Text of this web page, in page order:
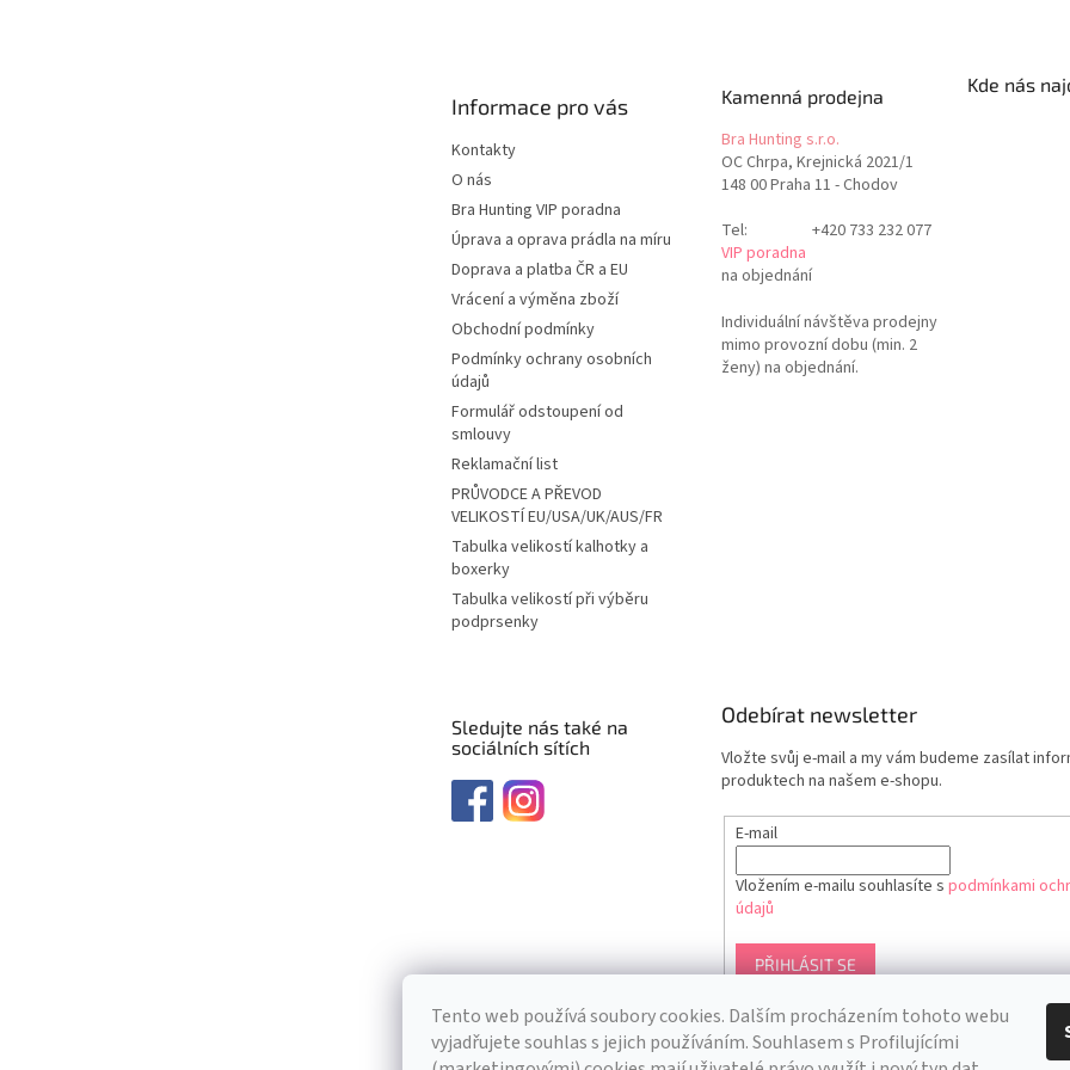
Tento web používá soubory cookies. Dalším procházením tohoto webu
vyjadřujete souhlas s jejich používáním. Souhlasem s Profilujícími
Informace pro vás
Kontakty
O nás
Bra Hunting VIP poradna
Úprava a oprava prádla na míru
Doprava a platba ČR a EU
Vrácení a výměna zboží
Obchodní podmínky
Podmínky ochrany osobních
údajů
Formulář odstoupení od
smlouvy
Reklamační list
PRŮVODCE A PŘEVOD
VELIKOSTÍ EU/USA/UK/AUS/FR
Tabulka velikostí kalhotky a
boxerky
Tabulka velikostí při výběru
podprsenky
Kamenná prodejna
Bra Hunting s.r.o.
OC Chrpa, Krejnická 2021/1
148 00 Praha 11 - Chodov
Tel:
+420 733 232 077
VIP poradna
na objednání
Individuální návštěva prodejny
mimo provozní dobu (min. 2
ženy) na objednání.
Kde nás
Sledujte nás také na
sociálních sítích
Odebírat newsletter
Vložte svůj e-mail a my vám budeme zasílat
produktech na našem e-shopu.
E-mail
Vložením e-mailu souhlasíte s podmínkami
údajů
PŘIHLÁSIT SE